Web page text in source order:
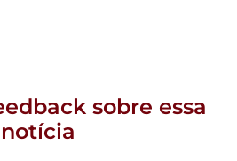
sobre essa
notícia